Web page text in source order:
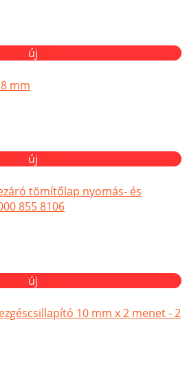
új
mm
új
tömítőlap nyomás- és
855 8106
új
10 mm x 2 menet - 2